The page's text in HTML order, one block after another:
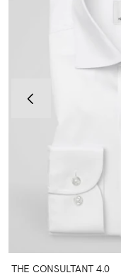
THE CONSULTANT 4.0